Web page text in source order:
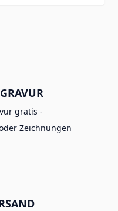
gratis -
Zeichnungen